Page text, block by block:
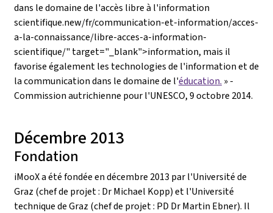
dans le domaine de l'accès libre à l'information
scientifique.new/fr/communication-et-information/acces-
a-la-connaissance/libre-acces-a-information-
scientifique/" target="_blank">information, mais il
favorise également les technologies de l'information et de
la communication dans le domaine de l'éducation. » -
Commission autrichienne pour l'UNESCO, 9 octobre 2014.
Décembre 2013
Fondation
iMooX a été fondée en décembre 2013 par l'Université de
Graz (chef de projet : Dr Michael Kopp) et l'Université
technique de Graz (chef de projet : PD Dr Martin Ebner). Il